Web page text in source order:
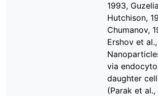
1993,
Hutchison,
Chumanov,
Ershov et
via
daughter
(Parak et